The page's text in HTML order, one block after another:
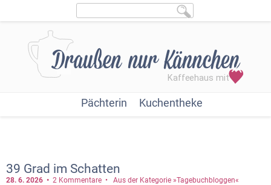
Pächterin Kuchentheke
39 Grad im Schatten
28. 6. 2026 2 Kommentare Aus der Kategorie »Tagebuchbloggen«